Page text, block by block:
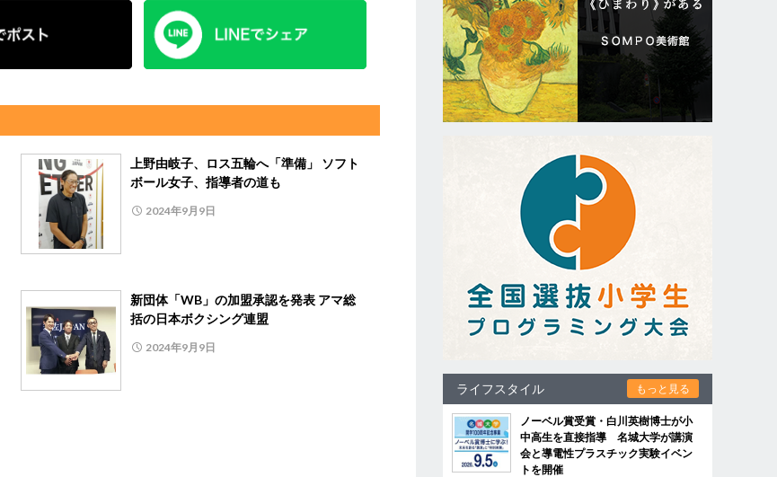
上野由岐子、ロス五輪へ「準備」 ソフト
ボール女子、指導者の道も
2024年9月9日
新団体「WB」の加盟承認を発表 アマ総
括の日本ボクシング連盟
2024年9月9日
ライフスタイル もっと見る
ノーベル賞受賞・白川英樹博士が小
中高生を直接指導 名城大学が講演
会と導電性プラスチック実験イベン
トを開催